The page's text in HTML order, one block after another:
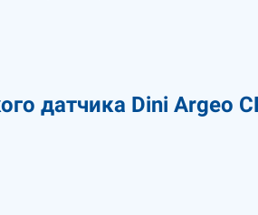
датчика Dini Argeo